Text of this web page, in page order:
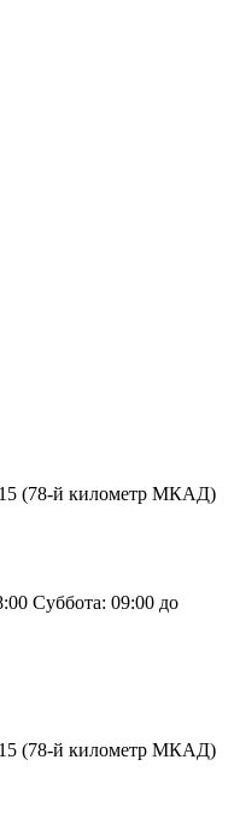
15 (78-й километр МКАД)
Суббота: 09:00 до
15 (78-й километр МКАД)